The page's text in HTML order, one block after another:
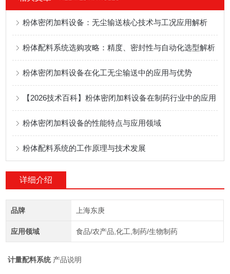
粉体密闭加料设备：无尘输送核心技术与工况应用解析
粉体配料系统选购攻略：精度、密封性与自动化选型解析
粉体密闭加料设备在化工无尘输送中的应用与优势
【2026技术百科】粉体密闭加料设备在制药行业中的应用
粉体密闭加料设备的性能特点与应用领域
粉体配料系统的工作原理与技术发展
详细介绍
品牌 上海东庚
应用领域 食品/农产品,化工,制药/生物制药
计量配料系统产品说明